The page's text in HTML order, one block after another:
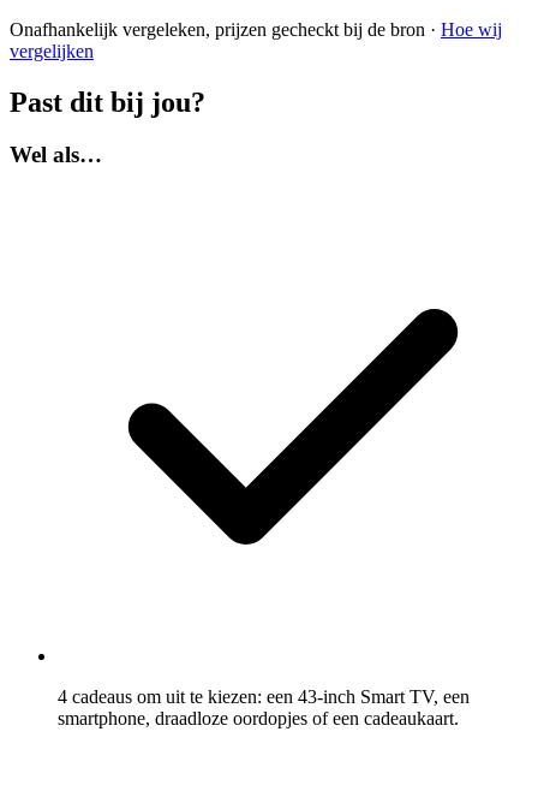
Onafhankelijk vergeleken, prijzen gecheckt bij de bron · Hoe wij
vergelijken
Past dit bij jou?
Wel als…
4 cadeaus om uit te kiezen: een 43-inch Smart TV, een
smartphone, draadloze oordopjes of een cadeaukaart.